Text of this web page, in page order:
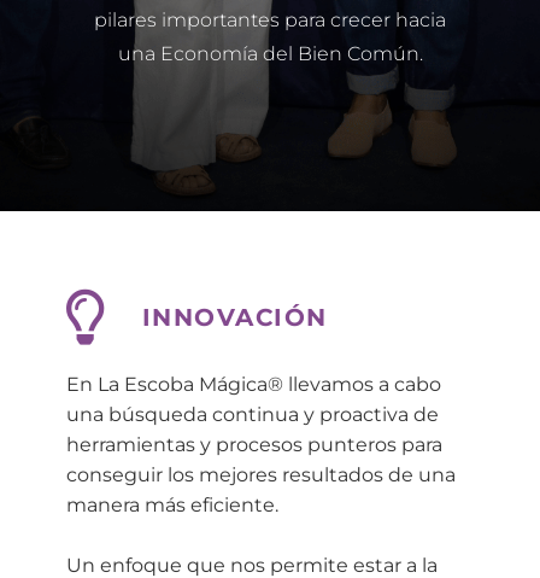
pilares importantes para crecer hacia
una Economía del Bien Común.
INNOVACIÓN
En La Escoba Mágica® llevamos a cabo
una búsqueda continua y proactiva de
herramientas y procesos punteros para
conseguir los mejores resultados de una
manera más eficiente.
Un enfoque que nos permite estar a la